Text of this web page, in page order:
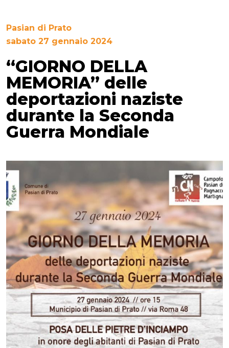
Pasian di Prato
sabato 27 gennaio 2024
“GIORNO DELLA
MEMORIA” delle
deportazioni naziste
durante la Seconda
Guerra Mondiale